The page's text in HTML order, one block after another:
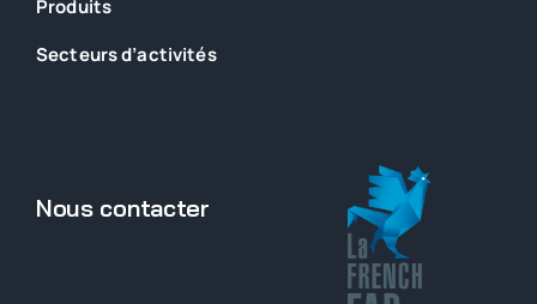
Produits
Secteursd’activités
Nous contacter